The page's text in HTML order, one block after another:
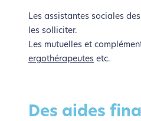
Les assistantes sociales des
les solliciter.
Les mutuelles et
ergothérapeutes etc.
Des aides